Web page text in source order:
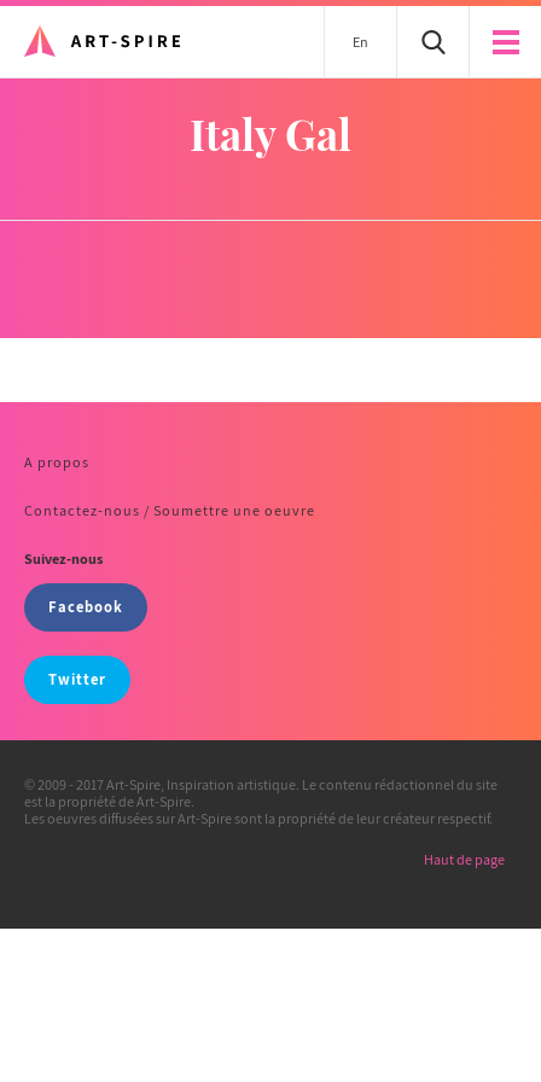
En
Italy Gal
A propos
Contactez-nous / Soumettre une oeuvre
Suivez-nous
Facebook
Twitter
© 2009 - 2017 Art-Spire, Inspiration artistique. Le contenu rédactionnel du site
est la propriété de Art-Spire.
Les oeuvres diffusées sur Art-Spire sont la propriété de leur créateur respectif.
Haut de page